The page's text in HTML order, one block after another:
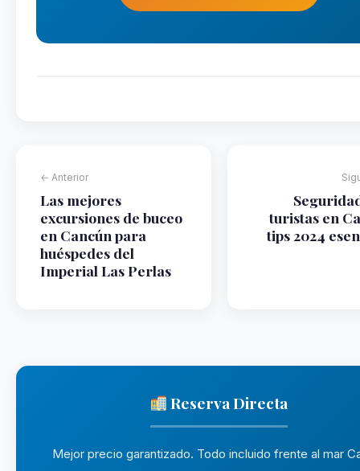
← Anterior
Las mejores
excursiones de buceo
en Cancún para
huéspedes del
Imperial Las Perlas
turistas en
tips 2024
Reserva Directa
Mejor precio garantizado. Todo incluido frente al mar